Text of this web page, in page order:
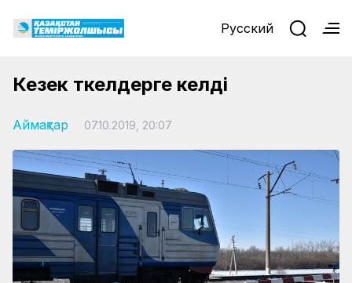
Русский
Кезек өткелдерге келді
Аймақтар 07.10.2019, 20:07